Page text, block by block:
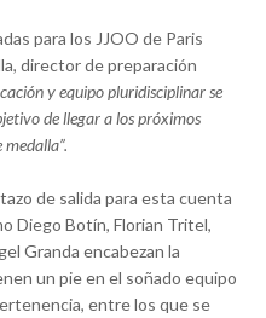
para los JJOO de Paris
director de preparación
y equipo pluridisciplinar se
de llegar a los próximos
de salida para esta cuenta
Diego Botín, Florian Tritel,
Granda encabezan la
un pie en el soñado equipo
entre los que se